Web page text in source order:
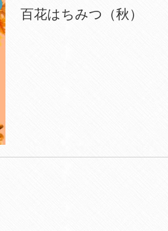
百花はちみつ（秋）